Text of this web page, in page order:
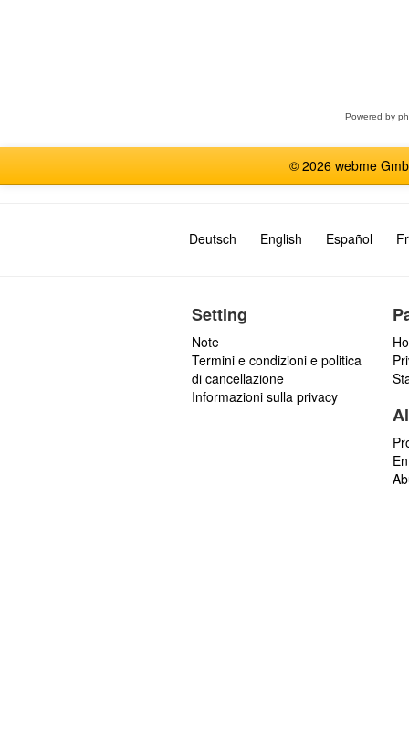
Powered by
© 2026 webme
Deutsch English Español
Setting
Note
Termini e condizioni e politica
di cancellazione
Informazioni sulla privacy